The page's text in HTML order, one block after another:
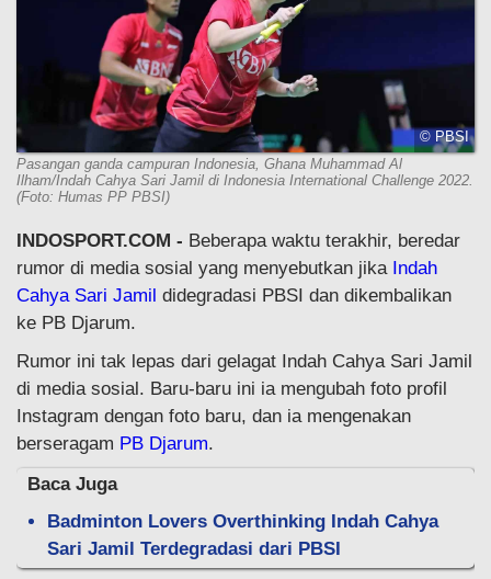
© PBSI
Pasangan ganda campuran Indonesia, Ghana Muhammad Al
Ilham/Indah Cahya Sari Jamil di Indonesia International Challenge 2022.
(Foto: Humas PP PBSI)
INDOSPORT.COM - Beberapa waktu terakhir, beredar
rumor di media sosial yang menyebutkan jikaIndah
Cahya Sari Jamil didegradasi PBSI dan dikembalikan
ke PB Djarum.
Rumor ini tak lepas dari gelagat Indah Cahya Sari Jamil
di media sosial. Baru-baru ini ia mengubah foto profil
Instagram dengan foto baru, dan ia mengenakan
berseragam PB Djarum.
Baca Juga
Badminton Lovers Overthinking Indah Cahya
Sari Jamil Terdegradasi dari PBSI